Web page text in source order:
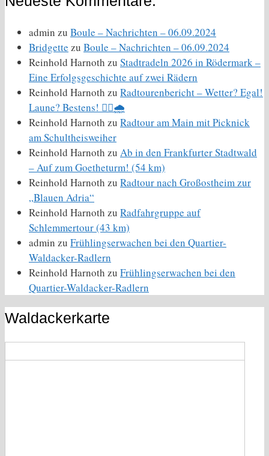
admin zu Boule – Nachrichten – 06.09.2024
Bridgette zu Boule – Nachrichten – 06.09.2024
Reinhold Harnoth zu Stadtradeln 2026 in Rödermark –
Eine Erfolgsgeschichte auf zwei Rädern
Reinhold Harnoth zu Radtourenbericht – Wetter? Egal!
Laune? Bestens! 🚴‍♀️🌧️
Reinhold Harnoth zu Radtour am Main mit Picknick
am Schultheisweiher
Reinhold Harnoth zu Ab in den Frankfurter Stadtwald
– Auf zum Goetheturm! (54 km)
Reinhold Harnoth zu Radtour nach Großostheim zur
„Blauen Adria“
Reinhold Harnoth zu Radfahrgruppe auf
Schlemmertour (43 km)
admin zu Frühlingserwachen bei den Quartier-
Waldacker-Radlern
Reinhold Harnoth zu Frühlingserwachen bei den
Quartier-Waldacker-Radlern
Waldackerkarte